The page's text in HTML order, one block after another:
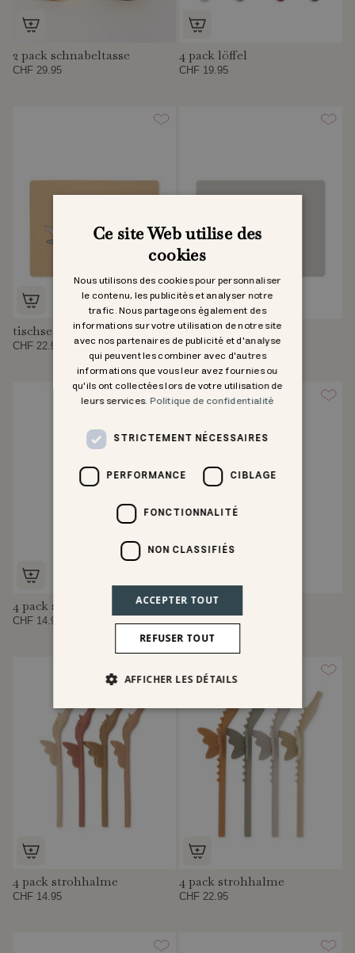
2 pack schnabeltasse
CHF 29.95
4 pack löffel
CHF 19.95
tischset
CHF 22.95
tischset
CHF 22.95
4 pack strohhalme
CHF 14.95
4 pack strohhalme
CHF 14.95
4 pack strohhalme
CHF 14.95
4 pack strohhalme
CHF 22.95
Ce site Web utilise des
cookies
Nous utilisons des cookies pour personnaliser
le contenu, les publicités et analyser notre
trafic. Nous partageons également des
informations sur votre utilisation de notre site
avec nos partenaires de publicité et d'analyse
qui peuvent les combiner avec d'autres
informations que vous leur avez fournies ou
qu'ils ont collectées lors de votre utilisation de
leurs services.Politique de confidentialité
STRICTEMENT NÉCESSAIRES
PERFORMANCE CIBLAGE
FONCTIONNALITÉ
NON CLASSIFIÉS
ACCEPTER TOUT
REFUSER TOUT
AFFICHER LES DÉTAILS